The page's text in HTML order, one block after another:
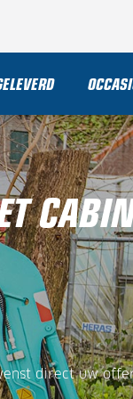
direct uw